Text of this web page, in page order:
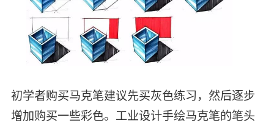
初学者购买马克笔建议先买灰色练习，然后逐步
增加购买一些彩色。工业设计手绘马克笔的笔头